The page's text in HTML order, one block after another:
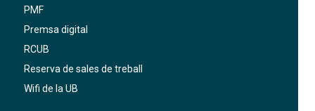
PMF
Premsa digital
RCUB
Reserva de sales de treball
Wifi de la UB